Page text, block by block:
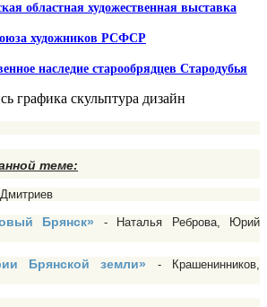
областная художественная выставка
художников РСФСР
старообрядцев Стародубья
теме:
Брянск» - Наталья Реброва, Юрий
Брянской земли» - Крашенинников,